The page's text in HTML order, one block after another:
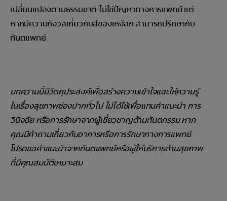
เปลี่ยนแปลงตามธรรมชาติ ไม่ใช่ปัญหาทางการแพทย์ แต่
หากมีความกังวลเกี่ยวกับสีของเหงือก สามารถปรึกษากับ
ทันตแพทย์
บทความนี้มีวัตถุประสงค์เพื่อสร้างความเข้าใจและให้ความรู้
ในเรื่องสุขภาพช่องปากทั่วไป ไม่ได้ใช้เพื่อแทนคำแนะนำ การ
วินิจฉัย หรือการรักษาจากผู้เชี่ยวชาญด้านทันตกรรม หาก
คุณมีคำถามเกี่ยวกับอาการหรือการรักษาทางการแพทย์
โปรดขอคำแนะนำจากทันตแพทย์หรือผู้ให้บริการด้านสุขภาพ
ที่มีคุณสมบัติเหมาะสม